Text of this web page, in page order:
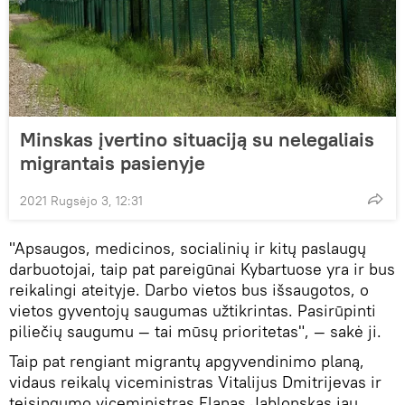
Minskas įvertino situaciją su nelegaliais
migrantais pasienyje
2021 Rugsėjo 3, 12:31
"Apsaugos, medicinos, socialinių ir kitų paslaugų
darbuotojai, taip pat pareigūnai Kybartuose yra ir bus
reikalingi ateityje. Darbo vietos bus išsaugotos, o
vietos gyventojų saugumas užtikrintas. Pasirūpinti
piliečių saugumu — tai mūsų prioritetas", — sakė ji.
Taip pat rengiant migrantų apgyvendinimo planą,
vidaus reikalų viceministras Vitalijus Dmitrijevas ir